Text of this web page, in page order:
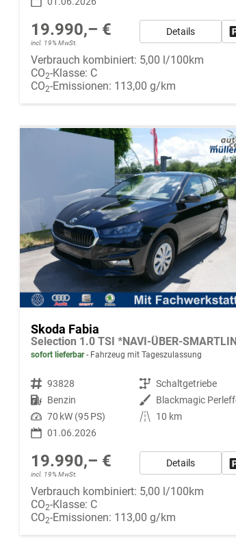
19.990,– €
incl. 19% MwSt.
Details
Verbrauch kombiniert: 5,00 l/100km
CO2-Klasse: C
CO2-Emissionen: 113,00 g/km
Skoda Fabia
sofort lieferbar Fahrzeug mit Tageszulassung
Fahrzeugnr. 93828 Getriebe Schaltgetriebe
Kraftstoff Benzin Außenfarbe
Leistung 70 kW (95 PS) Kilometerstand
10 km
01.06.2026
19.990,– €
incl. 19% MwSt.
Details
Verbrauch kombiniert: 5,00 l/100km
CO2-Klasse: C
CO2-Emissionen: 113,00 g/km